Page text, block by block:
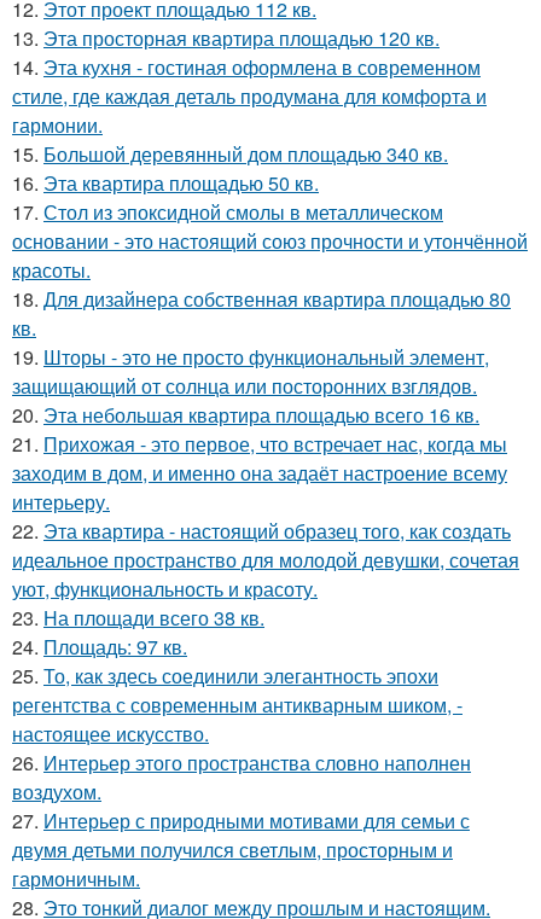
12. Этот проект площадью 112 кв.
13. Эта просторная квартира площадью 120 кв.
14. Эта кухня - гостиная оформлена в современном
стиле, где каждая деталь продумана для комфорта и
гармонии.
15. Большой деревянный дом площадью 340 кв.
16. Эта квартира площадью 50 кв.
17. Стол из эпоксидной смолы в металлическом
основании - это настоящий союз прочности и утончённой
красоты.
18. Для дизайнера собственная квартира площадью 80
кв.
19. Шторы - это не просто функциональный элемент,
защищающий от солнца или посторонних взглядов.
20. Эта небольшая квартира площадью всего 16 кв.
21. Прихожая - это первое, что встречает нас, когда мы
заходим в дом, и именно она задаёт настроение всему
интерьеру.
22. Эта квартира - настоящий образец того, как создать
идеальное пространство для молодой девушки, сочетая
уют, функциональность и красоту.
23. На площади всего 38 кв.
24. Площадь: 97 кв.
25. То, как здесь соединили элегантность эпохи
регентства с современным антикварным шиком, -
настоящее искусство.
26. Интерьер этого пространства словно наполнен
воздухом.
27. Интерьер с природными мотивами для семьи с
двумя детьми получился светлым, просторным и
гармоничным.
28. Это тонкий диалог между прошлым и настоящим.